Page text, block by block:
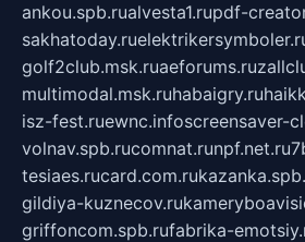
ankou.spb.rualvesta1.rupdf-
sakhatoday.ru
golf2club.msk.ruaeforums.ru
multimodal.msk.ruhabaigry.ru
isz-fest.ruewnc.infoscreensaver-
volnav.spb.rucomnat.runpf.net.ru
tesiaes.rucard.com.ru
gildiya-kuznecov.ru
griffoncom.spb.rufabrika-